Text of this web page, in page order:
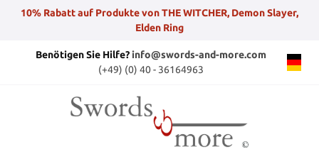
10% Rabatt auf Produkte von THE WITCHER, Demon Slayer,
Elden Ring
Benötigen Sie Hilfe?info@swords-and-more.com
(+49) (0) 40 - 36164963